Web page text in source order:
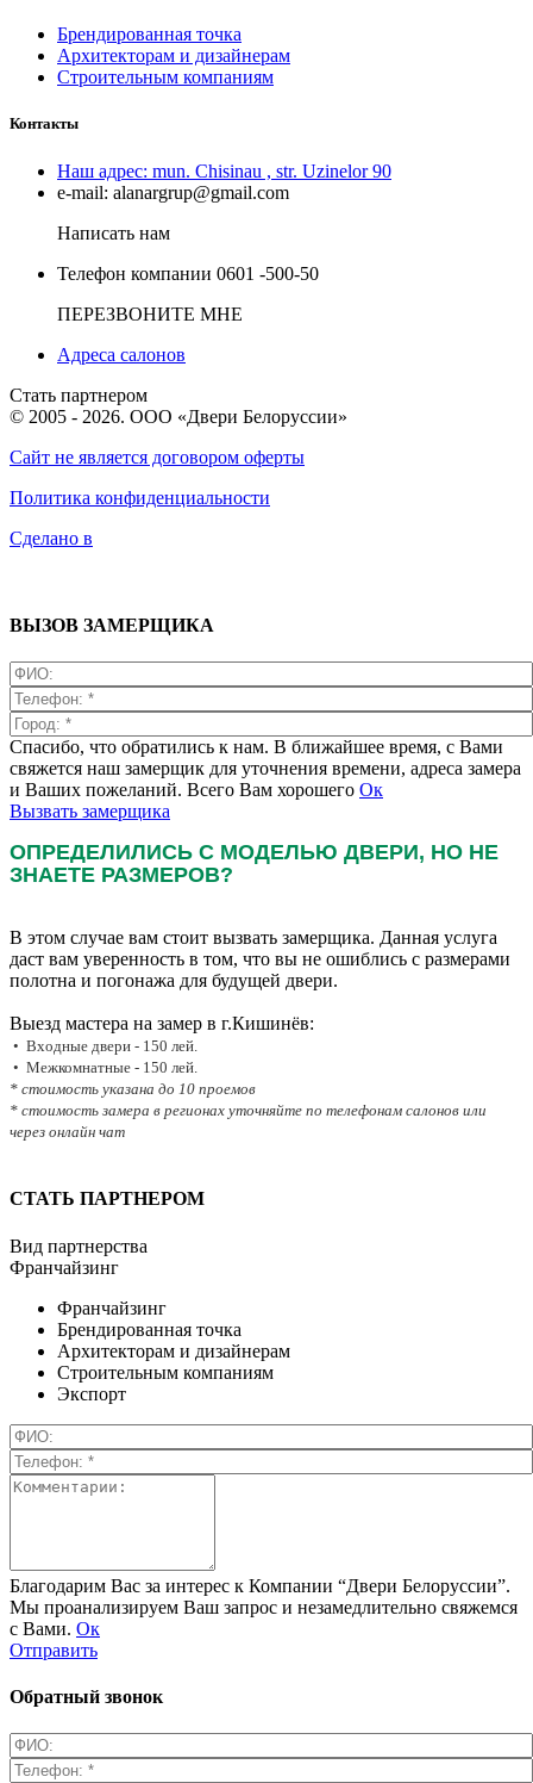
Брендированная точка
Архитекторам и дизайнерам
Строительным компаниям
Контакты
Наш адрес: mun. Chisinau , str. Uzinelor 90
e-mail: alanargrup@gmail.com
Написать нам
Телефон компании 0601 -500-50
ПЕРЕЗВОНИТЕ МНЕ
Адреса салонов
Стать партнером
© 2005 - 2026. ООО «Двери Белоруссии»
Сайт не является договором оферты
Политика конфиденциальности
Сделано в
ВЫЗОВ ЗАМЕРЩИКА
Спасибо, что обратились к нам. В ближайшее время, с Вами
свяжется наш замерщик для уточнения времени, адреса замера
и Ваших пожеланий. Всего Вам хорошего Ок
Вызвать замерщика
ОПРЕДЕЛИЛИСЬ С МОДЕЛЬЮ ДВЕРИ, НО НЕ
ЗНАЕТЕ РАЗМЕРОВ?
В этом случае вам стоит вызвать замерщика. Данная услуга
даст вам уверенность в том, что вы не ошиблись с размерами
полотна и погонажа для будущей двери.
Выезд мастера на замер в г.Кишинёв:
• Входные двери - 150 лей.
• Межкомнатные - 150 лей.
* стоимость указана до 10 проемов
* стоимость замера в регионах уточняйте по телефонам салонов или
через онлайн чат
СТАТЬ ПАРТНЕРОМ
Вид партнерства
Франчайзинг
Франчайзинг
Брендированная точка
Архитекторам и дизайнерам
Строительным компаниям
Экспорт
Благодарим Вас за интерес к Компании “Двери Белоруссии”.
Мы проанализируем Ваш запрос и незамедлительно свяжемся
с Вами. Ок
Отправить
Обратный звонок